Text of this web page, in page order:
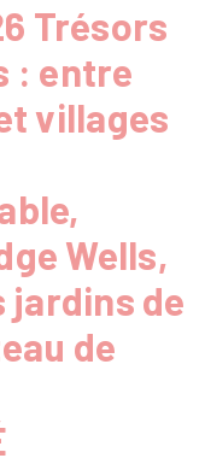
Trésors
: entre
villages
Wells,
jardins de
de